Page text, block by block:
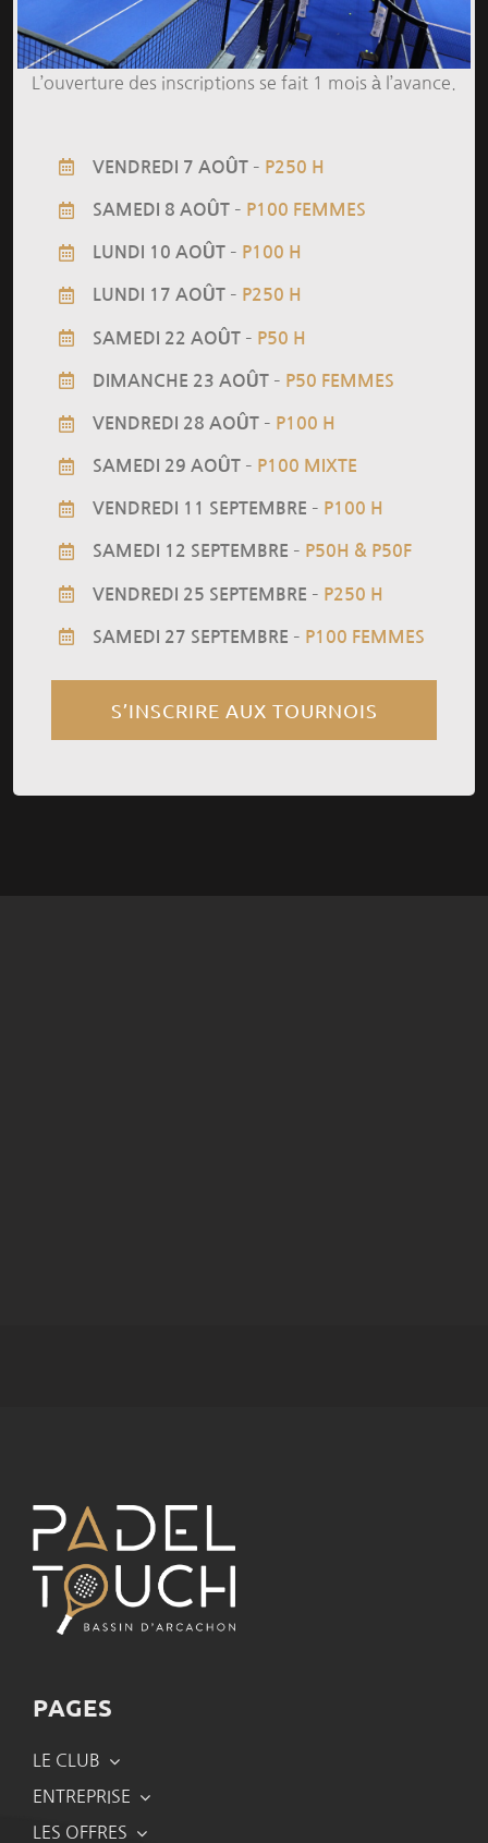
L’ouverture des inscriptions se fait 1 mois à l’avance.
VENDREDI 7 AOÛT – P250 H
SAMEDI 8 AOÛT – P100 FEMMES
LUNDI 10 AOÛT – P100 H
LUNDI 17 AOÛT – P250 H
SAMEDI 22 AOÛT – P50 H
DIMANCHE 23 AOÛT – P50 FEMMES
VENDREDI 28 AOÛT – P100 H
SAMEDI 29 AOÛT – P100 MIXTE
VENDREDI 11 SEPTEMBRE – P100 H
SAMEDI 12 SEPTEMBRE – P50H & P50F
VENDREDI 25 SEPTEMBRE – P250 H
SAMEDI 27 SEPTEMBRE – P100 FEMMES
S’INSCRIRE AUX TOURNOIS
PAGES
LE CLUB
ENTREPRISE
LES OFFRES